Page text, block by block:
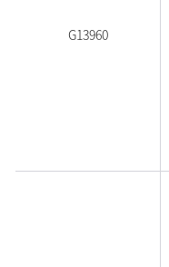
G13960